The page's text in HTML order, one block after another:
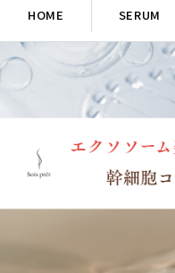
HOME SERUM